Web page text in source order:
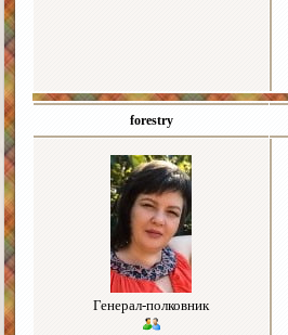
forestry
Генерал-полковник